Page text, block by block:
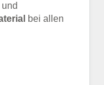
und
bei allen